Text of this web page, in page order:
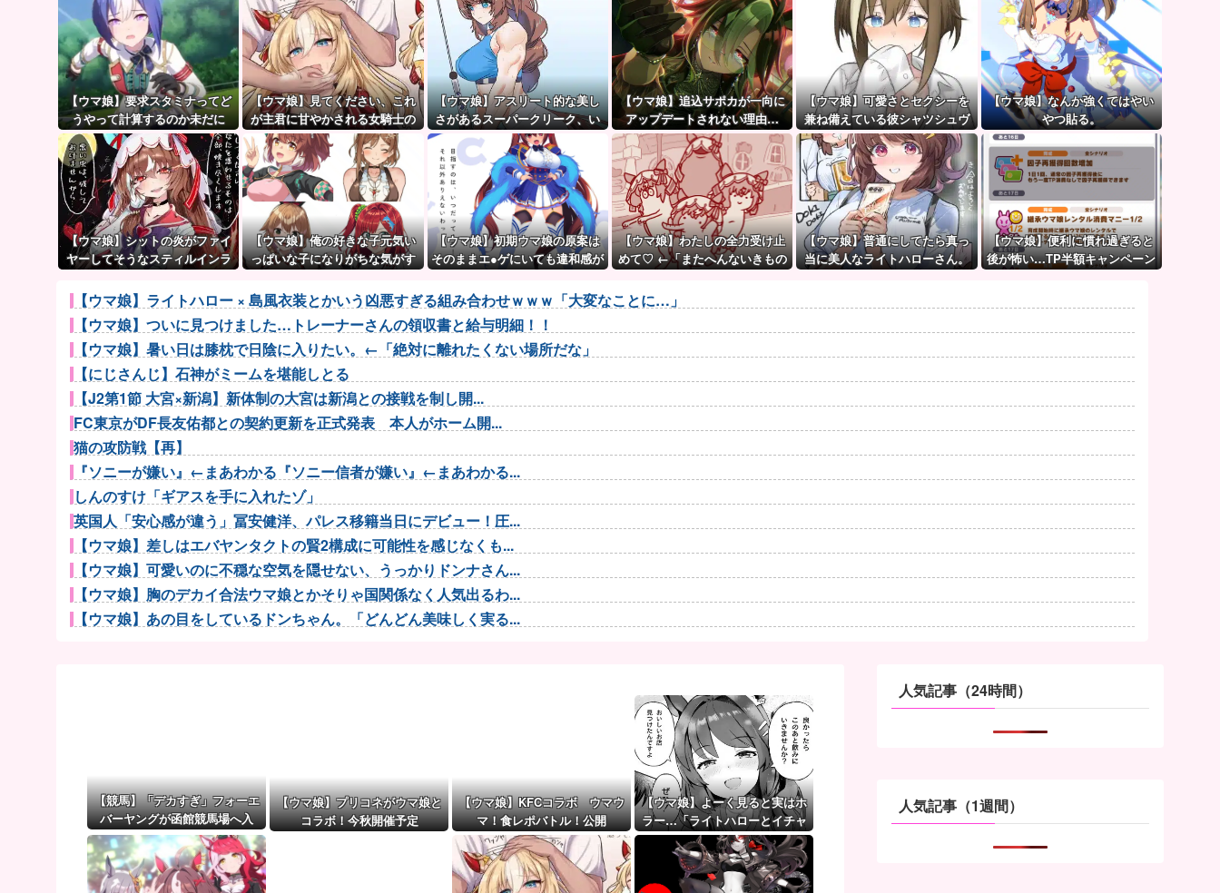
【ウマ娘】要求スタミナってど
うやって計算するのか未だに
謎…
【ウマ娘】見てください、これ
が主君に甘やかされる女騎士の
姿です。
【ウマ娘】アスリート的な美し
さがあるスーパークリーク、い
いよね…
【ウマ娘】追込サポカが一向に
アップデートされない理由…
「これだけ出さないってこと
は」
【ウマ娘】可愛さとセクシーを
兼ね備えている彼シャツシュヴ
ァち
【ウマ娘】なんか強くてはやい
やつ貼る。
【ウマ娘】シットの炎がファイ
ヤーしてそうなスティルインラ
【ウマ娘】俺の好きな子元気い
っぱいな子になりがちな気がす
ろ…」
【ウマ娘】初期ウマ娘の原案は
そのままエ●ゲにいても違和感が
【ウマ娘】わたしの全力受け止
めて♡ ←「またへんないきもの
【ウマ娘】普通にしてたら真っ
当に美人なライトハローさん。
【ウマ娘】便利に慣れ過ぎると
後が怖い…TP半額キャンペーン
【ウマ娘】ライトハロー × 島風衣装とかいう凶悪すぎる組み合わせｗｗｗ「大変なことに…」
【ウマ娘】ついに見つけました…トレーナーさんの領収書と給与明細！！
【ウマ娘】暑い日は膝枕で日陰に入りたい。←「絶対に離れたくない場所だな」
【にじさんじ】石神がミームを堪能しとる
【J2第1節 大宮×新潟】新体制の大宮は新潟との接戦を制し開...
FC東京がDF長友佑都との契約更新を正式発表 本人がホーム開...
猫の攻防戦【再】
『ソニーが嫌い』←まあわかる『ソニー信者が嫌い』←まあわかる...
しんのすけ「ギアスを手に入れたゾ」
英国人「安心感が違う」冨安健洋、パレス移籍当日にデビュー！圧...
【ウマ娘】差しはエバヤンタクトの賢2構成に可能性を感じなくも...
【ウマ娘】可愛いのに不穏な空気を隠せない、うっかりドンナさん...
【ウマ娘】胸のデカイ合法ウマ娘とかそりゃ国関係なく人気出るわ...
【ウマ娘】あの目をしているドンちゃん。「どんどん美味しく実る...
韓国人「韓国サッカー協会の性接待報道、海外でも大騒ぎに・・・...
【次の覇権は？】スマホゲー倒産急増 🍙ですら続くのに…
【ウマ娘】（審議）無凸ブーケと完凸シャカール、中距離先行編成...
【ウマ娘】覚醒Lv6、7の解放が今後2か月置きに実装予定！第...
【競馬】「デカすぎ」フォーエ
バーヤングが函館競馬場へ入
厩 573キロ 矢作師「もう1段
パワーアップ」
【ウマ娘】プリコネがウマ娘と
コラボ！今秋開催予定
【ウマ娘】KFCコラボ ウマウ
マ！食レポバトル！公開
【ウマ娘】よーく見ると実はホ
ラー…「ライトハローとイチャ
つくスティルトレ漫画」
人気記事（24時間）
人気記事（1週間）